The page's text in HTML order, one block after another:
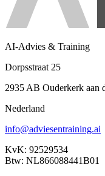
AI-Advies & Training
Dorpsstraat 25
2935 AB Ouderkerk aan
Nederland
info@adviesentraining.ai
KvK: 92529534
Btw: NL866088441B01